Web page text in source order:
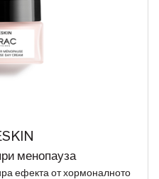
менопауза
ефекта от хормоналното